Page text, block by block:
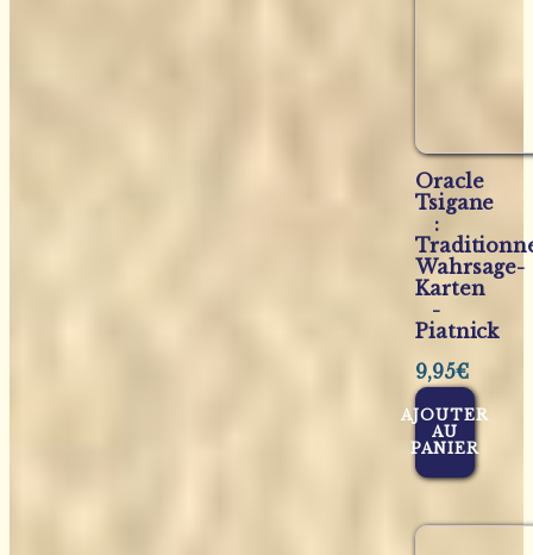
Oracle
Tsigane
:
Wahrsage-
Karten
-
Piatnick
9,95€
AJOUTER
AU
PANIER